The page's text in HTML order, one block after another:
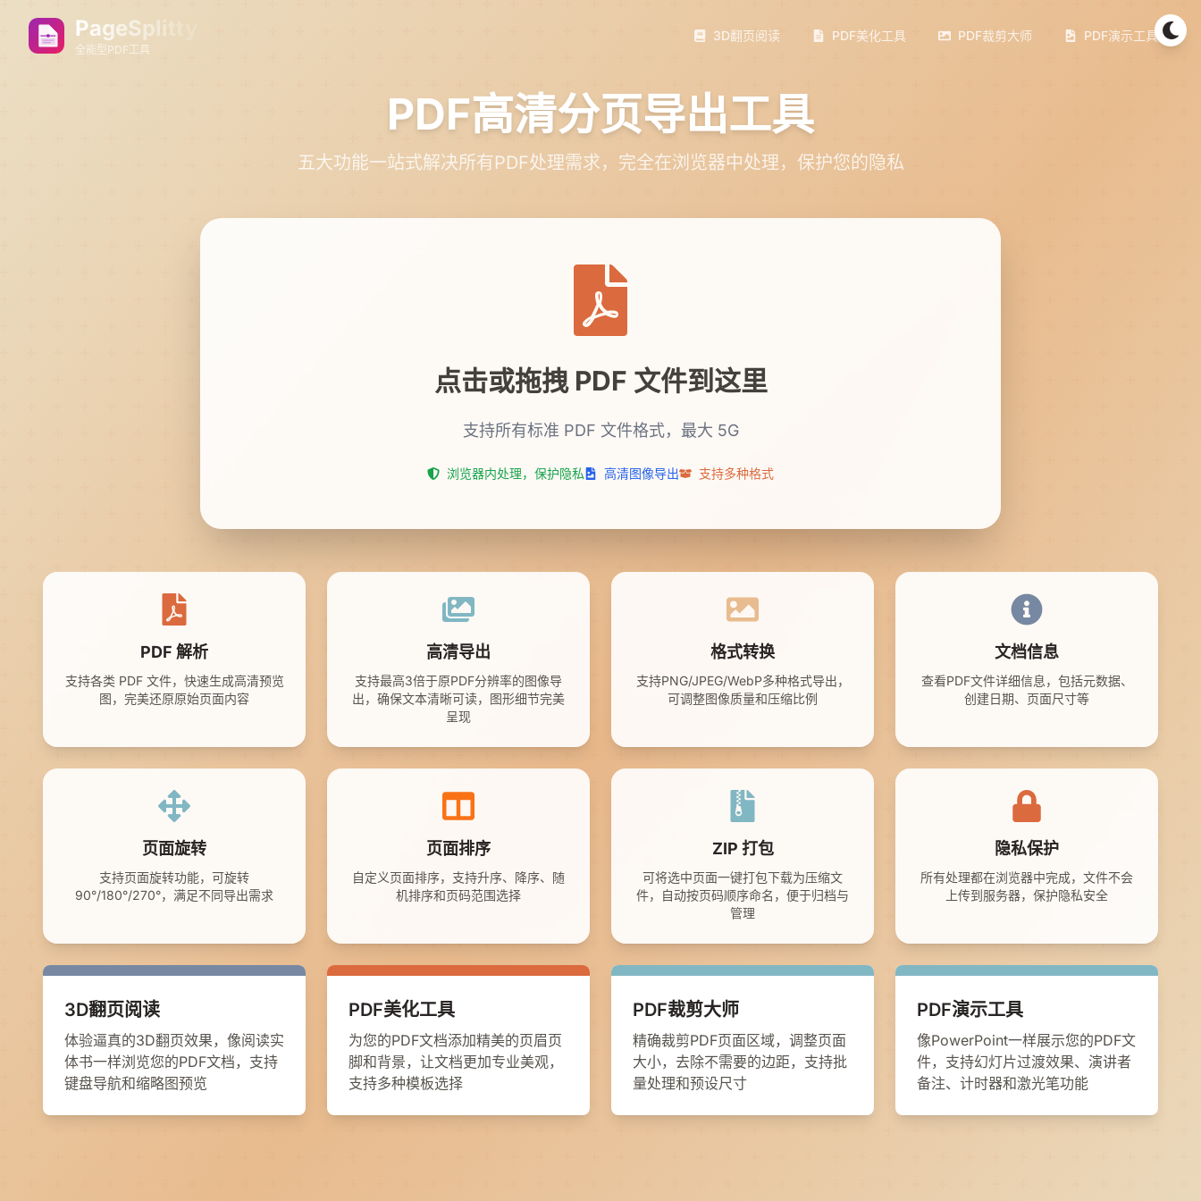
PageSplitty
全能型PDF工具
3D翻页阅读 PDF美化工具 PDF裁剪大师 PDF演示工具
PDF高清分页导出工具
五大功能一站式解决所有PDF处理需求，完全在浏览器中处理，保护您的隐私
点击或拖拽 PDF 文件到这里
支持所有标准 PDF 文件格式，最大 5G
浏览器内处理，保护隐私 高清图像导出 支持多种格式
PDF 解析
支持各类 PDF 文件，快速生成高清预览
图，完美还原原始页面内容
高清导出
支持最高3倍于原PDF分辨率的图像导
出，确保文本清晰可读，图形细节完美
呈现
格式转换
支持PNG/JPEG/WebP多种格式导出，
可调整图像质量和压缩比例
文档信息
查看PDF文件详细信息，包括元数据、
创建日期、页面尺寸等
页面旋转
支持页面旋转功能，可旋转
90°/180°/270°，满足不同导出需求
页面排序
自定义页面排序，支持升序、降序、随
机排序和页码范围选择
ZIP 打包
可将选中页面一键打包下载为压缩文
件，自动按页码顺序命名，便于归档与
管理
隐私保护
所有处理都在浏览器中完成，文件不会
上传到服务器，保护隐私安全
3D翻页阅读
体验逼真的3D翻页效果，像阅读实
体书一样浏览您的PDF文档，支持
键盘导航和缩略图预览
PDF美化工具
为您的PDF文档添加精美的页眉页
脚和背景，让文档更加专业美观，
支持多种模板选择
PDF裁剪大师
精确裁剪PDF页面区域，调整页面
大小，去除不需要的边距，支持批
量处理和预设尺寸
PDF演示工具
像PowerPoint一样展示您的PDF文
件，支持幻灯片过渡效果、演讲者
备注、计时器和激光笔功能